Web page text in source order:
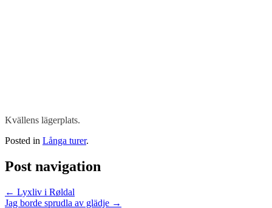
Kvällens lägerplats.
Posted in Långa turer.
Post navigation
← Lyxliv i Røldal
Jag borde sprudla av glädje →